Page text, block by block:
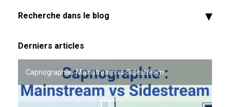
Recherche dans le blog
Derniers articles
OFFRE PARTENAIRE VETO LAB x ACADOMVET
Capnographie : Mainstream vs Sidestream